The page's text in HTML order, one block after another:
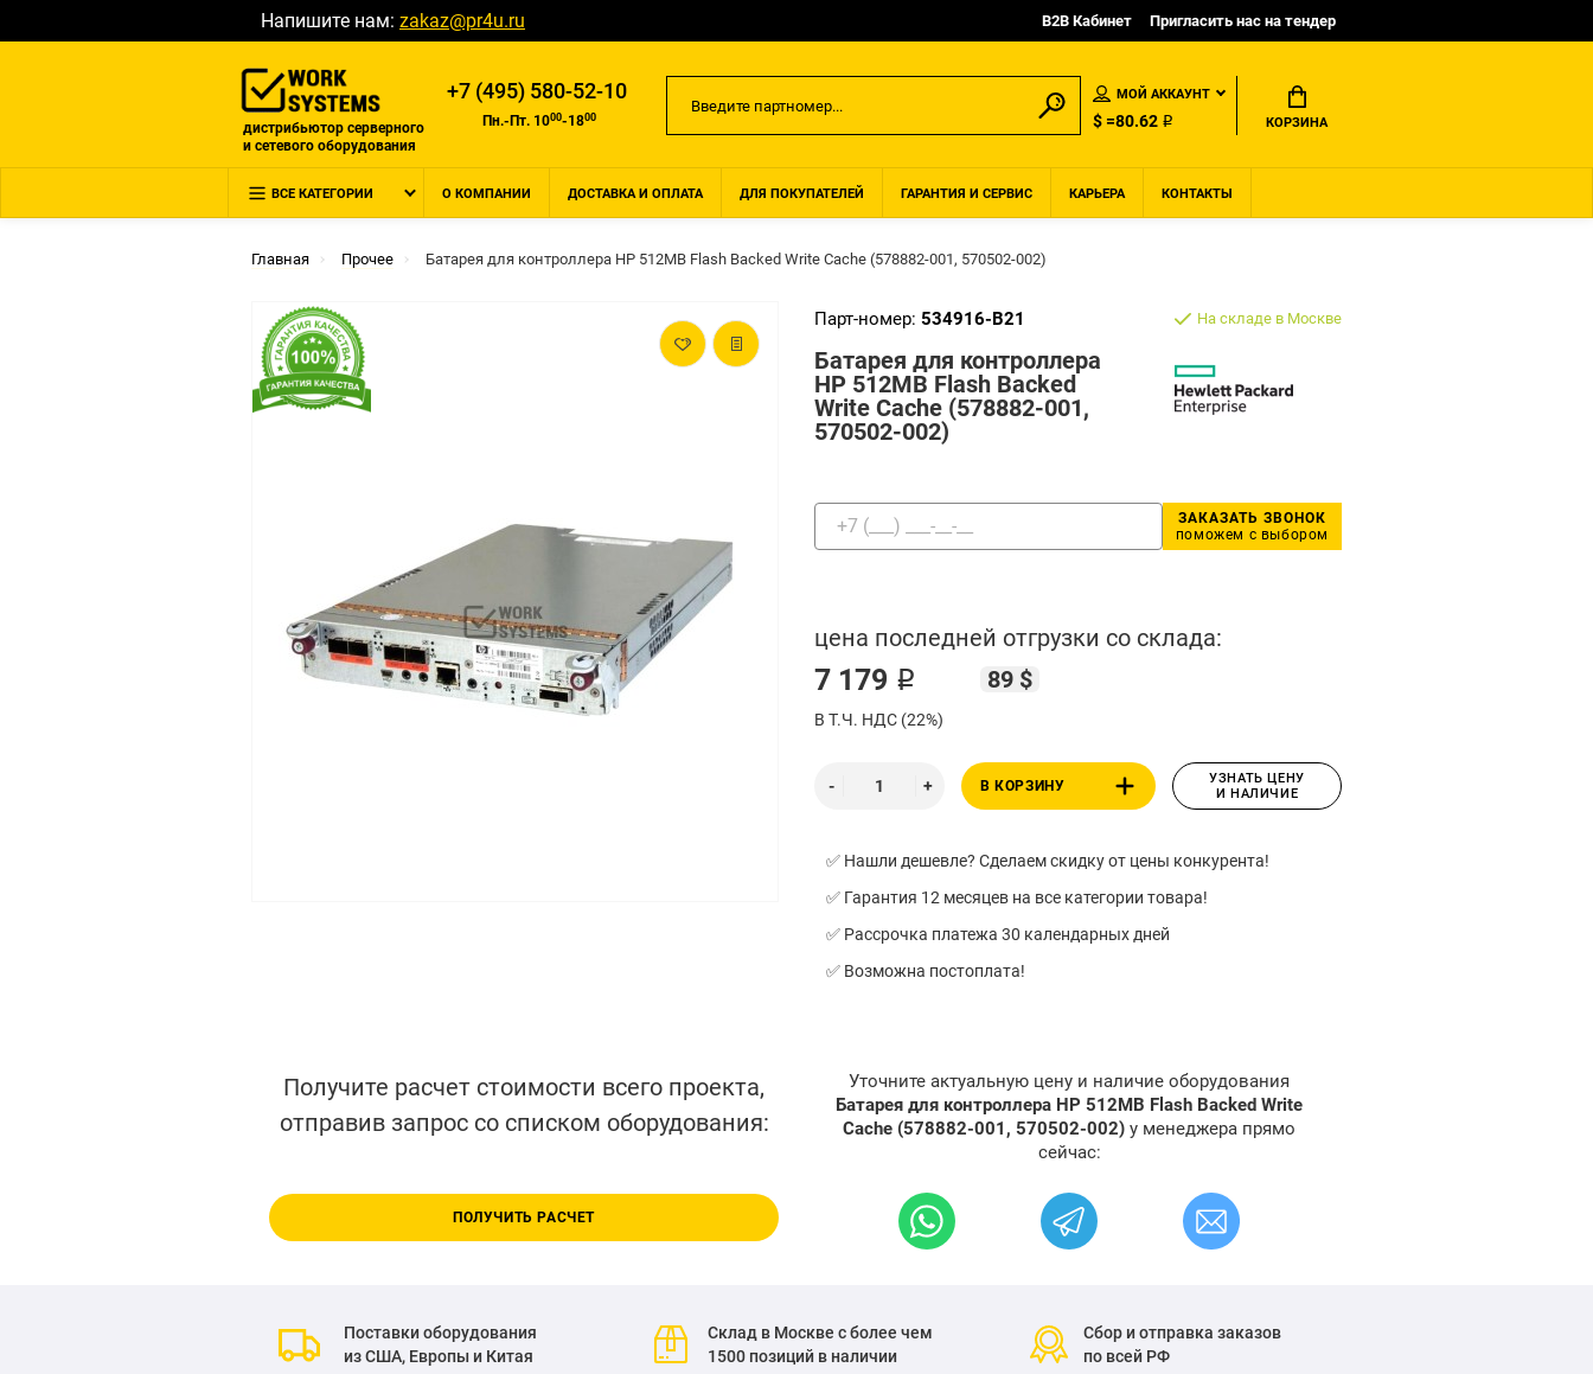
Напишите нам: zakaz@pr4u.ru B2B Кабинет Пригласить нас на тендер
дистрибьютор серверного
и сетевого оборудования
+7 (495) 580-52-10
Пн.-Пт. 1000-1800
МОЙ АККАУНТ
$ =80.62 ₽ КОРЗИНА
ВСЕ КАТЕГОРИИ О КОМПАНИИ ДОСТАВКА И ОПЛАТА ДЛЯ ПОКУПАТЕЛЕЙ ГАРАНТИЯ И СЕРВИС КАРЬЕРА КОНТАКТЫ
Главная Прочее Батарея для контроллера HP 512MB Flash Backed Write Cache (578882-001, 570502-002)
Парт-номер: 534916-B21
Батарея для контроллера
HP 512MB Flash Backed
Write Cache (578882-001,
570502-002)
На складе в Москве
ЗАКАЗАТЬ ЗВОНОК
поможем с выбором
цена последней отгрузки со склада:
7 179 ₽ 89 $
В Т.Ч. НДС (22%)
В КОРЗИНУ
УЗНАТЬ ЦЕНУ
И НАЛИЧИЕ
✅ Нашли дешевле? Сделаем скидку от цены конкурента!
✅ Гарантия 12 месяцев на все категории товара!
✅ Рассрочка платежа 30 календарных дней
✅ Возможна постоплата!
Получите расчет стоимости всего проекта,
отправив запрос со списком оборудования:
ПОЛУЧИТЬ РАСЧЕТ
Уточните актуальную цену и наличие оборудования
Батарея для контроллера HP 512MB Flash Backed Write
Cache (578882-001, 570502-002) у менеджера прямо
сейчас:
Поставки оборудования
из США, Европы и Китая
Склад в Москве с более чем
1500 позиций в наличии
Сбор и отправка заказов
по всей РФ